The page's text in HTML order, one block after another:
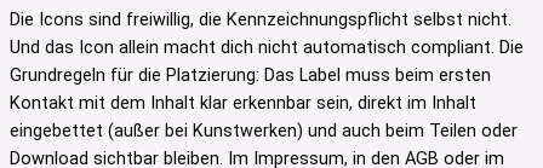
Die Icons sind freiwillig, die Kennzeichnungspflicht selbst nicht.
Und das Icon allein macht dich nicht automatisch compliant. Die
Grundregeln für die Platzierung: Das Label muss beim ersten
Kontakt mit dem Inhalt klar erkennbar sein, direkt im Inhalt
eingebettet (außer bei Kunstwerken) und auch beim Teilen oder
Download sichtbar bleiben. Im Impressum, in den AGB oder im